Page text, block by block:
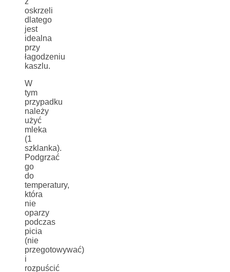
oskrzeli
dlatego
jest
idealna
przy
łagodzeniu
kaszlu.
W
tym
przypadku
należy
użyć
mleka
(1
szklanka).
Podgrzać
go
do
temperatury,
która
nie
oparzy
podczas
picia
(nie
przegotowywać)
i
rozpuścić